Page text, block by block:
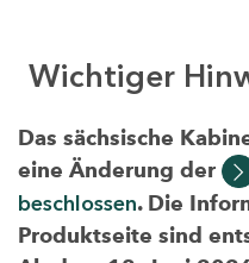
Wichtiger
Das sächsische
eine Änderung der
beschlossen. Die
Produktseite sind